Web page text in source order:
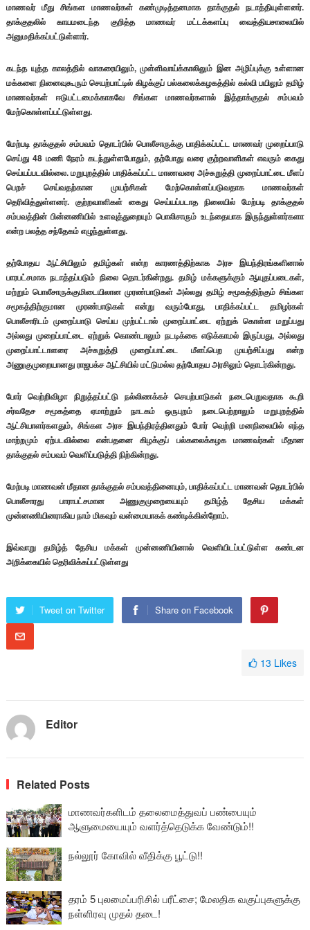
மாணவர் மீது சிங்கள மாணவர்கள் கண்முடித்தனமாக தாக்குதல் நடாத்தியுள்ளனர்.
தாக்குதலில் காயமடைந்த குறித்த மாணவர் மட்டக்களப்பு வைத்தியசாலையில்
அனுமதிக்கப்பட்டுள்ளார்.
கடந்த யுத்த காலத்தில் வாகரையிலும், முள்ளிவாய்க்காலிலும் இன அழிப்புக்கு உள்ளான
மக்களை நினைவுகூரும் செயற்பாட்டில் கிழக்குப் பல்கலைக்கழகத்தில் கல்வி பயிலும் தமிழ்
மாணவர்கள் ஈடுபட்டமைக்காகவே சிங்கள மாணவர்களால் இத்தாக்குதல் சம்பவம்
மேற்கொள்ளப்பட்டுள்ளது.
மேற்படி தாக்குதல் சம்பவம் தொடர்பில் பொலீசாருக்கு பாதிக்கப்பட்ட மாணவர் முறைப்பாடு
செய்து 48 மணி நேரம் கடந்துள்ளபோதும், தற்போது வரை குற்றவாளிகள் எவரும் கைது
செய்யப்படவில்லை. மறுபுறத்தில் பாதிக்கப்பட்ட மாணவரை அச்சுறுத்தி முறைப்பாட்டை மீளப்
பெறச் செய்வதற்கான முயற்சிகள் மேற்கொள்ளப்படுவதாக மாணவர்கள்
தெரிவித்துள்ளனர். குற்றவாளிகள் கைது செய்யப்படாத நிலையில் மேற்படி தாக்குதல்
சம்பவத்தின் பின்னணியில் உளவுத்துறையும் பொலிசாரும் உடந்தையாக இருந்துள்ளர்களா
என்ற பலத்த சந்தேகம் எழுந்துள்ளது.
தற்போதய ஆட்சியிலும் தமிழ்கள் என்ற காரணத்திற்காக அரச இயந்திரங்களினால்
பாரபட்சமாக நடாத்தப்படும் நிலை தொடர்கின்றது. தமிழ் மக்களுக்கும் ஆயுதப்படைகள்,
மற்றும் பொலீசாருக்குமிடையிலான முரண்பாடுகள் அல்லது தமிழ் சமூகத்திற்கும் சிங்கள
சமூகத்திற்குமான முரண்பாடுகள் என்று வரும்போது, பாதிக்கப்பட்ட தமிழர்கள்
பொலீசாரிடம் முறைப்பாடு செய்ய முற்பட்டால் முறைப்பாட்டை ஏற்றுக் கொள்ள மறுப்பது
அல்லது முறைப்பாட்டை ஏற்றுக் கொண்டாலும் நடடிக்கை எடுக்காமல் இருப்பது, அல்லது
முறைப்பாட்டாளரை அச்சுறுத்தி முறைப்பாட்டை மீளப்பெற முயற்சிப்பது என்ற
அணுகுமுறையானது ராஜபக்ச ஆட்சியில் மட்டுமல்ல தற்போதய அரசிலும் தொடர்கின்றது.
போர் வெற்றிவிழா நிறுத்தப்பட்டு நல்லிணக்கச் செயற்பாடுகள் நடைபெறுவதாக கூறி
சர்வதேச சமூகத்தை ஏமாற்றும் நாடகம் ஒருபுறம் நடைபெற்றாலும் மறுபுறத்தில்
ஆட்சியாளர்களதும், சிங்கள அரச இயந்திரத்தினதும் போர் வெற்றி மனநிலையில் எந்த
மாற்றமும் ஏற்படவில்லை என்பதனை கிழக்குப் பல்கலைக்கழக மாணவர்கள் மீதான
தாக்குதல் சம்பவம் வெளிப்படுத்தி நிற்கின்றது.
மேற்படி மாணவன் மீதான தாக்குதல் சம்பவத்தினையும், பாதிக்கப்பட்ட மாணவன் தொடர்பில்
பொலீசாரது பாராபட்சமான அணுகுமுறையையும் தமிழ்த் தேசிய மக்கள்
முன்னணியினராகிய நாம் மிகவும் வன்மையாகக் கண்டிக்கின்றோம்.
இவ்வாறு தமிழ்த் தேசிய மக்கள் முன்னணியினால் வெளியிடப்பட்டுள்ள கண்டன
அறிக்கையில் தெரிவிக்கப்பட்டுள்ளது
Tweet on Twitter Share on Facebook
13 Likes
Editor
Related Posts
மாணவர்களிடம் தலைமைத்துவப் பண்பையும்
ஆளுமையையும் வளர்த்தெடுக்க வேண்டும்!!
நல்லூர் கோவில் வீதிக்கு பூட்டு!!
தரம் 5 புலமைப்பரிசில் பரீட்சை; மேலதிக வகுப்புகளுக்கு
நள்ளிரவு முதல் தடை!